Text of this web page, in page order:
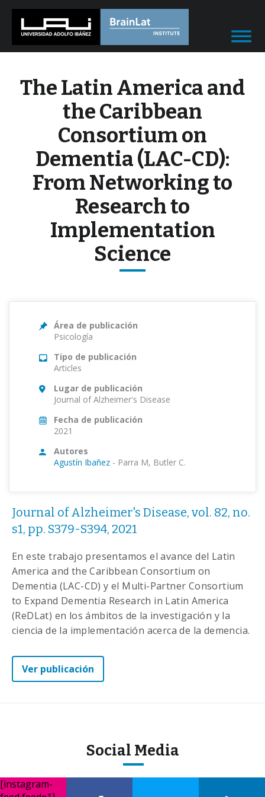
The Latin America and
the Caribbean
Consortium on
Dementia (LAC-CD):
From Networking to
Research to
Implementation
Science
Área de publicación
Psicología
Tipo de publicación
Articles
Lugar de publicación
Journal of Alzheimer's Disease
Fecha de publicación
2021
Autores
Agustín Ibañez - Parra M, Butler C.
Journal of Alzheimer's Disease, vol. 82, no.
s1, pp. S379-S394, 2021
En este trabajo presentamos el avance del Latin
America and the Caribbean Consortium on
Dementia (LAC-CD) y el Multi-Partner Consortium
to Expand Dementia Research in Latin America
(ReDLat) en los ámbitos de la investigación y la
ciencia de la implementación acerca de la demencia.
Ver publicación
Social Media
[instagram-